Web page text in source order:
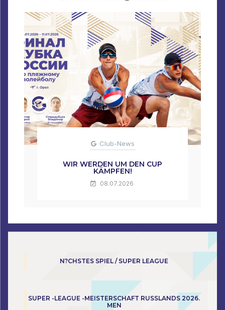
Club-News
WIR WERDEN UM DEN CUP
KÄMPFEN!
08.07.2026
N?CHSTES SPIEL / SUPER LEAGUE
SUPER -LEAGUE -MEISTERSCHAFT RUSSLANDS 2026.
MEN